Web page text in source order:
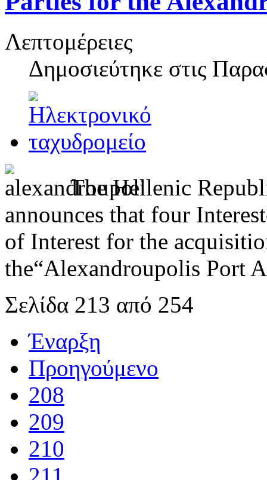
Λεπτομέρειες
Δημοσιεύτηκε στις
The Hellenic
announces that four
of Interest for the
the“Alexandroupolis Port
Σελίδα 213 από 254
Έναρξη
Προηγούμενο
208
209
210